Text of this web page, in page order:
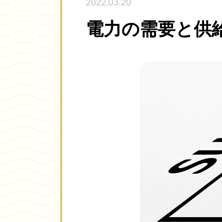
2022.03.20
電力の需要と供